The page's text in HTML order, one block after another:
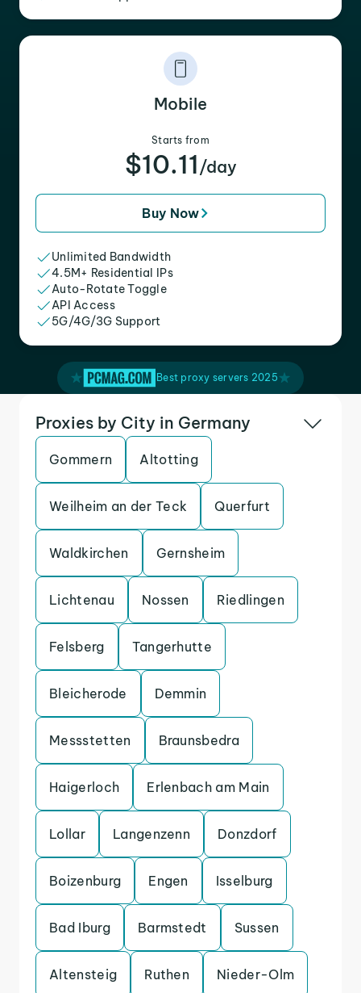
Mobile
Starts from
$10.11 /day
Buy Now
Unlimited Bandwidth
4.5M+ Residential IPs
Auto-Rotate Toggle
API Access
5G/4G/3G Support
Best proxy servers 2025
Proxies by City in Germany
Gommern Altotting
Weilheim an der Teck Querfurt
Waldkirchen Gernsheim
Lichtenau Nossen Riedlingen
Felsberg Tangerhutte
Bleicherode Demmin
Messstetten Braunsbedra
Haigerloch Erlenbach am Main
Lollar Langenzenn Donzdorf
Boizenburg Engen Isselburg
Bad Iburg Barmstedt Sussen
Altensteig Ruthen Nieder-Olm